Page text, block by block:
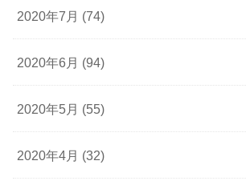
2020年7月 (74)
2020年6月 (94)
2020年5月 (55)
2020年4月 (32)